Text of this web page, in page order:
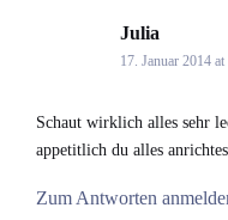
Julia
17. Januar 2014
Schaut wirklich alles sehr
appetitlich du alles
Zum Antworten